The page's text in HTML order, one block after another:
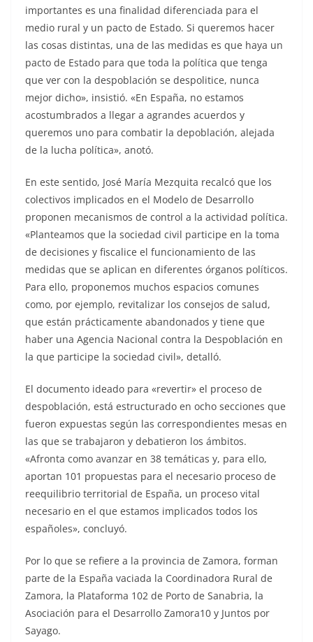
importantes es una finalidad diferenciada para el
medio rural y un pacto de Estado. Si queremos hacer
las cosas distintas, una de las medidas es que haya un
pacto de Estado para que toda la política que tenga
que ver con la despoblación se despolitice, nunca
mejor dicho», insistió. «En España, no estamos
acostumbrados a llegar a agrandes acuerdos y
queremos uno para combatir la depoblación, alejada
de la lucha política», anotó.
En este sentido, José María Mezquita recalcó que los
colectivos implicados en el Modelo de Desarrollo
proponen mecanismos de control a la actividad política.
«Planteamos que la sociedad civil participe en la toma
de decisiones y fiscalice el funcionamiento de las
medidas que se aplican en diferentes órganos políticos.
Para ello, proponemos muchos espacios comunes
como, por ejemplo, revitalizar los consejos de salud,
que están prácticamente abandonados y tiene que
haber una Agencia Nacional contra la Despoblación en
la que participe la sociedad civil», detalló.
El documento ideado para «revertir» el proceso de
despoblación, está estructurado en ocho secciones que
fueron expuestas según las correspondientes mesas en
las que se trabajaron y debatieron los ámbitos.
«Afronta como avanzar en 38 temáticas y, para ello,
aportan 101 propuestas para el necesario proceso de
reequilibrio territorial de España, un proceso vital
necesario en el que estamos implicados todos los
españoles», concluyó.
Por lo que se refiere a la provincia de Zamora, forman
parte de la España vaciada la Coordinadora Rural de
Zamora, la Plataforma 102 de Porto de Sanabria, la
Asociación para el Desarrollo Zamora10 y Juntos por
Sayago.